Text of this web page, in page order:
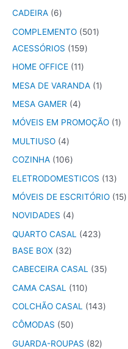
CADEIRA
6
COMPLEMENTO
501
ACESSÓRIOS
159
HOME OFFICE 11
MESA DE VARANDA 1
MESA GAMER
4
MÓVEIS EM PROMOÇÃO 1
MULTIUSO 4
COZINHA 106
ELETRODOMESTICOS
13
MÓVEIS DE ESCRITÓRIO 15
NOVIDADES
4
QUARTO CASAL
423
BASE BOX
32
CABECEIRA CASAL
35
CAMA CASAL
110
COLCHÃO CASAL
143
CÔMODAS
50
GUARDA-ROUPAS
82